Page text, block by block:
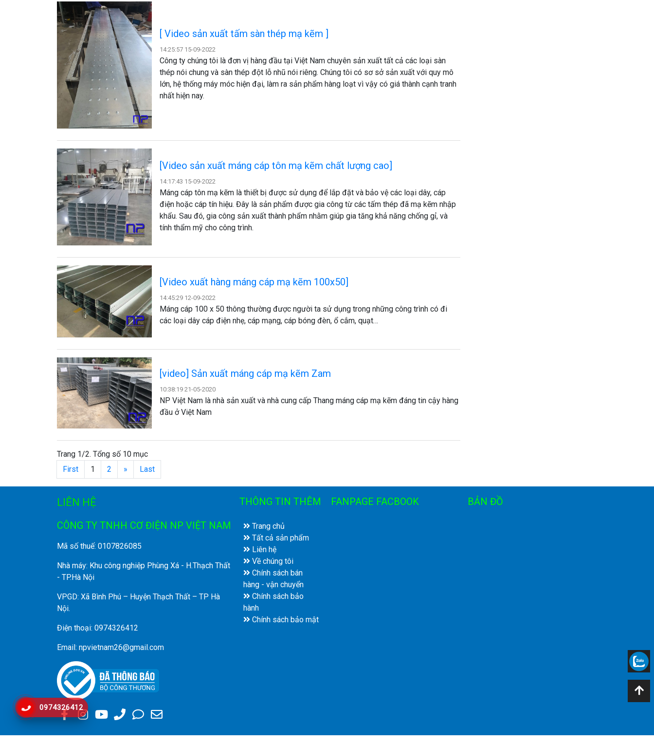
[ Video sản xuất tấm sàn thép mạ kẽm ]
14:25:57 15-09-2022
Công ty chúng tôi là đơn vị hàng đầu tại Việt Nam chuyên sản xuất tất cả các loại sàn
thép nói chung và sàn thép đột lỗ nhũ nói riêng. Chúng tôi có sơ sở sản xuất với quy mô
lớn, hệ thống máy móc hiện đại, làm ra sản phẩm hàng loạt vì vậy có giá thành cạnh tranh
nhất hiện nay.
[Video sản xuất máng cáp tôn mạ kẽm chất lượng cao]
14:17:43 15-09-2022
Máng cáp tôn mạ kẽm là thiết bị được sử dụng để lắp đặt và bảo vệ các loại dây, cáp
điện hoặc cáp tín hiệu. Đây là sản phẩm được gia công từ các tấm thép đã mạ kẽm nhập
khẩu. Sau đó, gia công sản xuất thành phẩm nhằm giúp gia tăng khả năng chống gỉ, và
tính thẩm mỹ cho công trình.
[Video xuất hàng máng cáp mạ kẽm 100x50]
14:45:29 12-09-2022
Máng cáp 100 x 50 thông thường được người ta sử dụng trong những công trình có đi
các loại dây cáp điện nhẹ, cáp mạng, cáp bóng đèn, ổ cắm, quạt…
[video] Sản xuất máng cáp mạ kẽm Zam
10:38:19 21-05-2020
NP Việt Nam là nhà sản xuất và nhà cung cấp Thang máng cáp mạ kẽm đáng tin cậy hàng
đầu ở Việt Nam
Trang 1/2. Tổng số 10 mục
First
1 2 » Last
LIÊN HỆ
CÔNG TY TNHH CƠ ĐIỆN NP VIỆT NAM
Mã số thuế: 0107826085
Nhà máy: Khu công nghiệp Phùng Xá - H.Thạch Thất
- TP.Hà Nội
VPGD: Xã Bình Phú – Huyện Thạch Thất – TP Hà
Nội.
Điện thoại: 0974326412
Email: npvietnam26@gmail.com
THÔNG TIN THÊM
Trang chủ
Tất cả sản phẩm
Liên hệ
Về chúng tôi
Chính sách bán
hàng - vận chuyển
Chính sách bảo
hành
Chính sách bảo mật
FANPAGE FACBOOK BẢN ĐỒ
0974326412